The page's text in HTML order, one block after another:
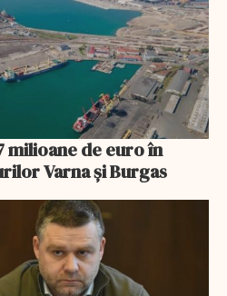
milioane de euro în
Varna și Burgas